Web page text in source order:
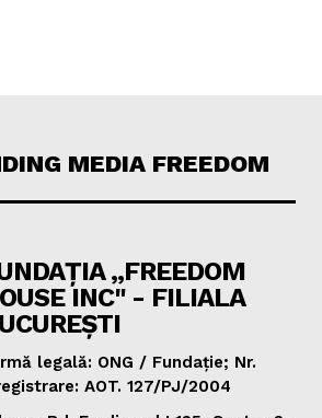
MEDIA FREEDOM
„FREEDOM
INC" - FILIALA
legală: ONG / Fundație; Nr.
AOT. 127/PJ/2004